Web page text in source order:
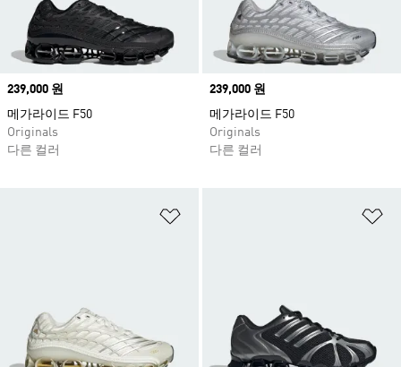
Price
239,000 원
메가라이드 F50
Originals
다른 컬러
Price
239,000 원
메가라이드 F50
Originals
다른 컬러